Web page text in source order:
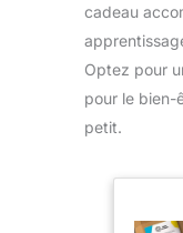
cadeau
Optez pour
pour le bien-
petit.